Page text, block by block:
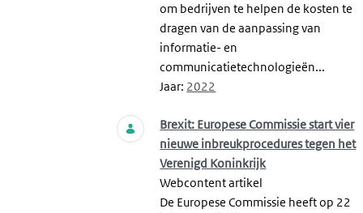
om bedrijven te helpen de kosten te
dragen van de aanpassing van
informatie- en
communicatietechnologieën...
Jaar: 2022
Brexit: Europese Commissie start vier
nieuwe inbreukprocedures tegen het
Verenigd Koninkrijk
Webcontent artikel
De Europese Commissie heeft op 22